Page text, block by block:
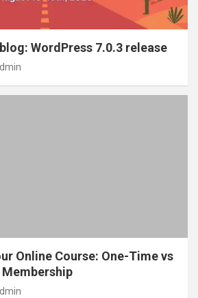
WordPress 7.0.3 release
Online Course: One-Time vs